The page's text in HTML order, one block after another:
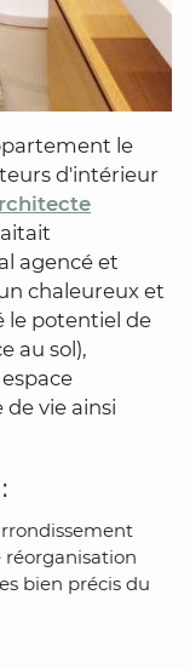
le
d'intérieur
agencé et
chaleureux et
le potentiel de
au sol),
vie ainsi
réorganisation
bien précis du